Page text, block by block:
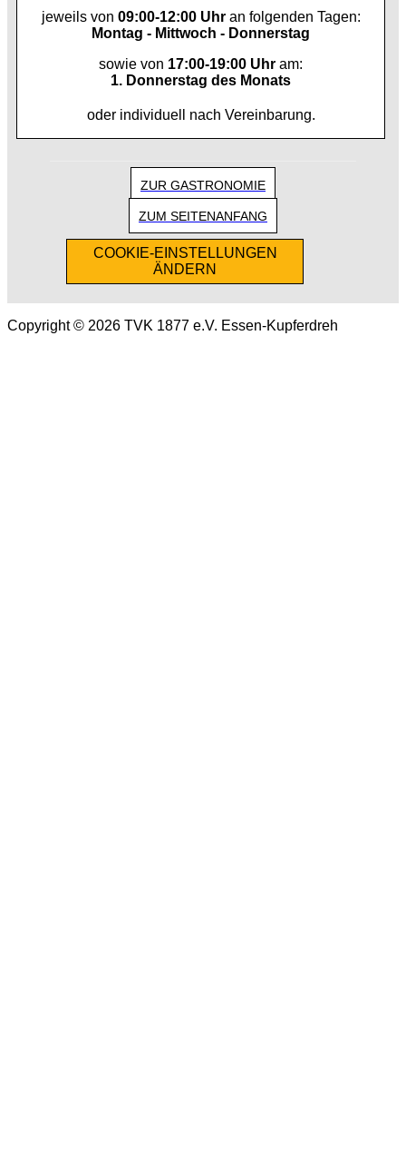
jeweils von 09:00-12:00 Uhran folgenden Tagen:
Montag - Mittwoch - Donnerstag
sowie von 17:00-19:00 Uhr am:
1. Donnerstag des Monats
oder individuell nach Vereinbarung.
ZUR GASTRONOMIE
ZUM SEITENANFANG
COOKIE-EINSTELLUNGEN
ÄNDERN
Copyright © 2026 TVK 1877 e.V. Essen-Kupferdreh